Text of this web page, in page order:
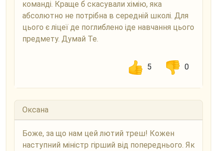
команді. Краще б скасували хімію, яка
абсолютно не потрібна в середній школі. Для
цього є ліцеї де поглиблено іде навчання цього
предмету. Думай Те.
5 0
Оксана
Боже, за що нам цей лютий треш! Кожен
наступний міністр гірший від попереднього. Як